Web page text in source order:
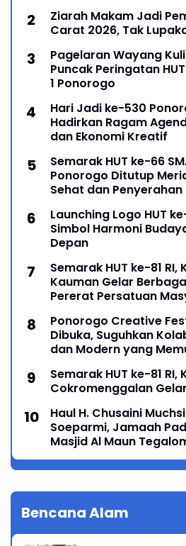
Ziarah Makam Jadi
Carat 2026, Tak
Pagelaran Wayang
Puncak Peringatan
1 Ponorogo
Hari Jadi ke-530
Hadirkan Ragam
dan Ekonomi Kreatif
Semarak HUT ke-66
Ponorogo Ditutup
Sehat dan
Launching Logo HUT
Simbol Harmoni
Depan
Semarak HUT ke-81
Kauman Gelar
Pererat Persatuan
Ponorogo Creative
Dibuka, Suguhkan
dan Modern yang
Semarak HUT ke-81 RI,
Cokromenggalan
Haul H. Chusaini
Soeparmi, Jamaah
Masjid Al Maun
Bencana Alam